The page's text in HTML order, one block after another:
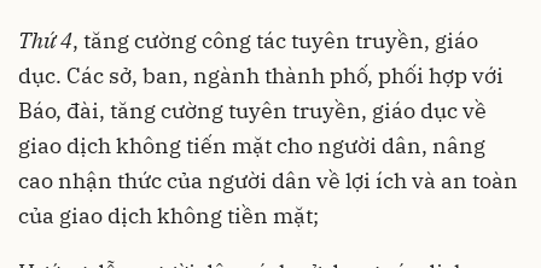
Thứ 4, tăng cường công tác tuyên truyền, giáo
dục. Các sở, ban, ngành thành phố, phối hợp với
Báo, đài, tăng cường tuyên truyền, giáo dục về
giao dịch không tiến mặt cho người dân, nâng
cao nhận thức của người dân về lợi ích và an toàn
của giao dịch không tiền mặt;